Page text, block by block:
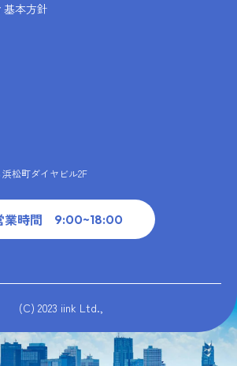
松町ダイヤビル2F
業時間 9:00~18:00
本方針
(C) 2023 iink Ltd.,